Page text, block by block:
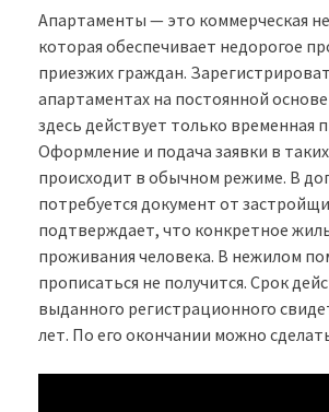
Апартаменты — это коммерческая
которая обеспечивает недорогое
приезжих граждан.
апартаментах на постоянной
здесь действует только временная
Оформление и подача заявки в таких
происходит в обычном режиме. В
потребуется документ от
подтверждает, что конкретное
проживания человека. В нежилом
прописаться не получится. Срок
выданного регистрационного
лет. По его окончании можно